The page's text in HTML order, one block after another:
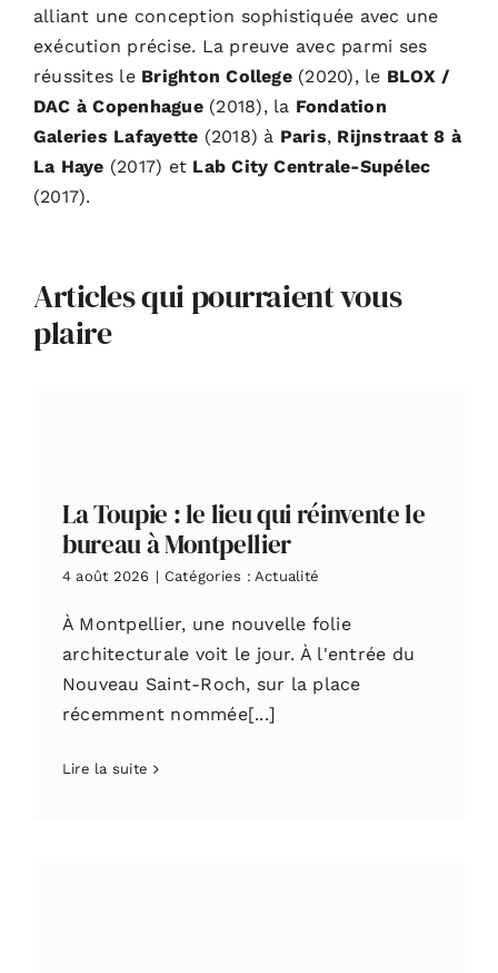
alliant une conception sophistiquée avec une
exécution précise. La preuve avec parmi ses
réussites leBrighton College(2020), le BLOX /
DAC à Copenhague(2018), la Fondation
Galeries Lafayette (2018) à Paris, Rijnstraat 8 à
La Haye (2017) et Lab City Centrale-Supélec
(2017).
Articles qui pourraient vous
plaire
La Toupie : le lieu qui réinvente le
bureau à Montpellier
4 août 2026 | Catégories : Actualité
À Montpellier, une nouvelle folie
architecturale voit le jour. À l'entrée du
Nouveau Saint-Roch, sur la place
récemment nommée[...]
Lire la suite